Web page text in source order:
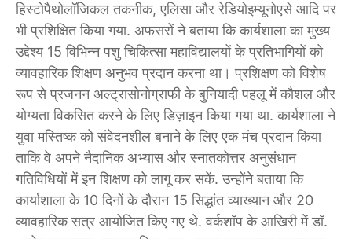
हिस्टोपैथोलॉजिकल तकनीक, एलिसा और रेडियोइम्यूनोएसे आदि पर
भी प्रशिक्षित किया गया. अफसरों ने बताया कि कार्यशाला का मुख्य
उद्देश्य 15 विभिन्न पशु चिकित्सा महाविद्यालयों के प्रतिभागियों को
व्यावहारिक शिक्षण अनुभव प्रदान करना था। प्रशिक्षण को विशेष
रूप से प्रजनन अल्ट्रासोनोग्राफी के बुनियादी पहलू में कौशल और
योग्यता विकसित करने के लिए डिज़ाइन किया गया था. कार्यशाला ने
युवा मस्तिष्क को संवेदनशील बनाने के लिए एक मंच प्रदान किया
ताकि वे अपने नैदानिक अभ्यास और स्नातकोत्तर अनुसंधान
गतिविधियों में इन शिक्षण को लागू कर सकें. उन्होंने बताया कि
कार्याशाला के 10 दिनों के दौरान 15 सिद्धांत व्याख्यान और 20
व्यावहारिक सत्र आयोजित किए गए थे. वर्कशॉप के आखिरी में डॉ.